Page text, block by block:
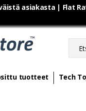
asiakasta | Flat
tuotteet Tech